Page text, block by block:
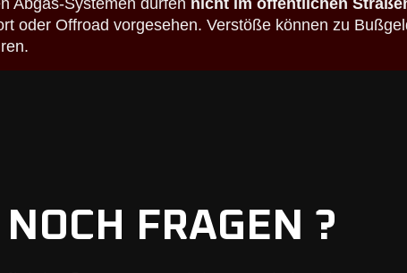
Abgas-Systemen dürfen nicht im öffentlichen
oder Offroad vorgesehen. Verstöße können zu
NOCH FRAGEN ?